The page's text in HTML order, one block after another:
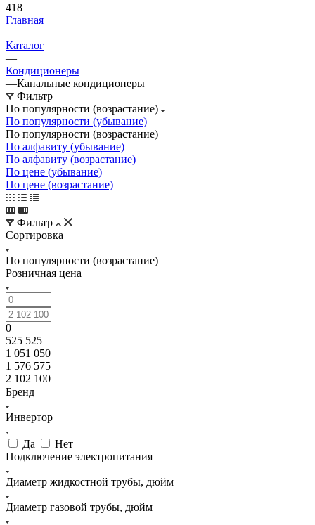
418
Главная
—
Каталог
—
Кондиционеры
—Канальные кондиционеры
Фильтр
По популярности (возрастание)
По популярности (убывание)
По популярности (возрастание)
По алфавиту (убывание)
По алфавиту (возрастание)
По цене (убывание)
По цене (возрастание)
Фильтр
Сортировка
По популярности (возрастание)
Розничная цена
0
525 525
1 051 050
1 576 575
2 102 100
Бренд
Инвертор
Да
Нет
Подключение электропитания
Диаметр жидкостной трубы, дюйм
Диаметр газовой трубы, дюйм